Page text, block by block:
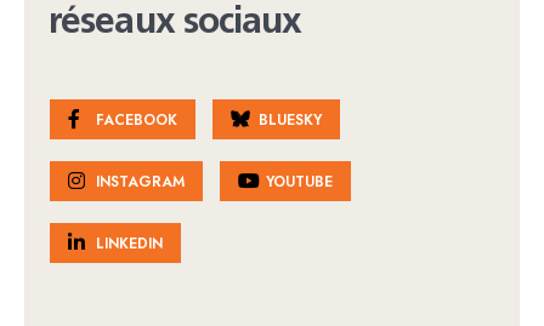
réseaux sociaux
FACEBOOK BLUESKY
INSTAGRAM YOUTUBE
LINKEDIN